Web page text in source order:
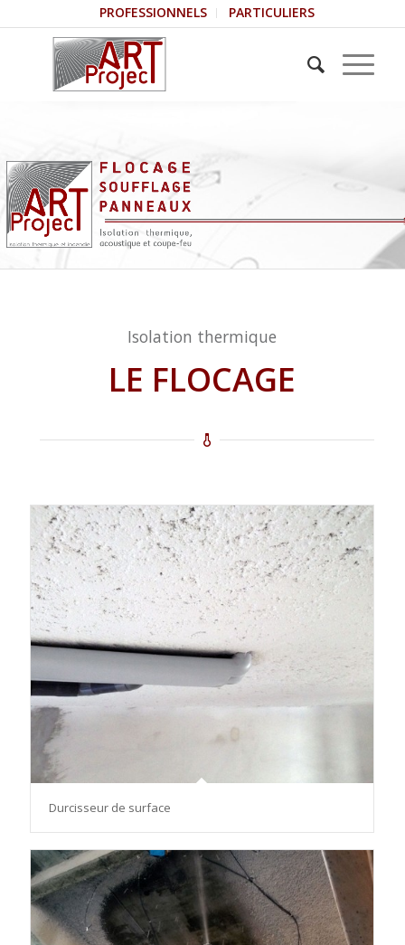
PROFESSIONNELS PARTICULIERS
Isolation thermique
LE FLOCAGE
Durcisseur de surface